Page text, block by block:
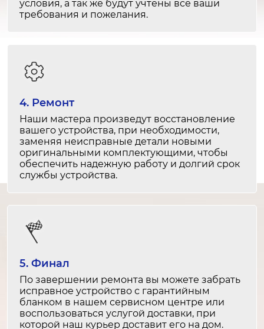
от 1 000 ₽
1-2 часа
от 1 500 ₽
3-4 часа
от 7 000 ₽
Ремонт GPS
2-3 часа
от 4 000 ₽
Замена Wi-Fi модуля
от 6 000 ₽
Ремонт Wi-Fi модуля
2-3 часа
от 3 500 ₽
условия, а так же будут учтены все ваши
требования и пожелания.
4. Ремонт
Наши мастера произведут восстановление
вашего устройства, при необходимости,
заменяя неисправные детали новыми
оригинальными комплектующими, чтобы
обеспечить надежную работу и долгий срок
службы устройства.
5. Финал
По завершении ремонта вы можете забрать
исправное устройство с гарантийным
бланком в нашем сервисном центре или
воспользоваться услугой доставки, при
которой наш курьер доставит его на дом.